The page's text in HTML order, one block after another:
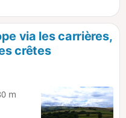
visité une carrière,
exceptionnelle
la balade dans le joli
via les carrières,
crêtes
m